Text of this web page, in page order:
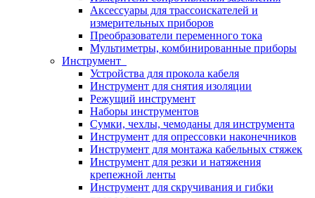
Аксессуары для трассоискателей и
измерительных приборов
Преобразователи переменного тока
Мультиметры, комбинированные приборы
Инструмент
Устройства для прокола кабеля
Инструмент для снятия изоляции
Режущий инструмент
Наборы инструментов
Сумки, чехлы, чемоданы для инструмента
Инструмент для опрессовки наконечников
Инструмент для монтажа кабельных стяжек
Инструмент для резки и натяжения
крепежной ленты
Инструмент для скручивания и гибки